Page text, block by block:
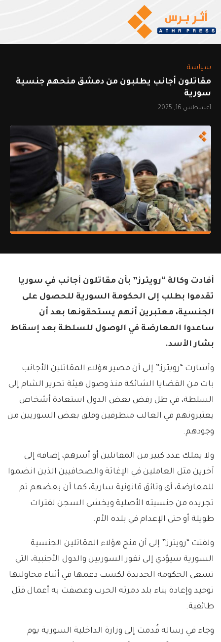
سياسة
مقاتلون أجانب يطلبون من دمشق منحهم جنسية
سورية
أغسطس 16, 2025
أفادت وكالة “رويترز” بأن مقاتلون أجانب في سوريا
تقدموا بطلب إلى الحكومة السورية للحصول على
الجنسية، معتبرين أنهم يستحقونها بعد أن
ساعدوا المعارضة في الوصول للسلطة بعد إسقاط
بشار الأسد.
وأشارت “رويترز” إلى أن مصير هؤلاء المقاتلين الأجانب
بات من القضايا الشائكة منذ وصول هيئة تحرير الشام إلى
السلطة، في ظل رفض بعض الدول استعادة أشخاص
يعتبرونهم في الغالب متطرفين وقلق بعض السوريين من
وجودهم.
ولا يملك عدد كبير من المقاتلين أو أسرهم، إضافة إلى
آخرين مثل العاملين في الإغاثة والصحافيين الذين انضموا
للمعارضة، أي وثائق قانونية سارية، كما أن بعضهم تم
تجريده من جنسيته الأصلية ويخشى السجن لفترات
طويلة أو حتى الإعدام في بلده الأم.
ولفتت “رويترز” إلى أن منح هؤلاء المقاتلين الجنسية
السورية سيؤدي إلى نفور السوريين والدول الأجنبية، التي
تسعى الحكومة الجديدة لكسب دعمها في أثناء محاولتها
توحيد وإعادة بناء بلد دمرته الحرب وعصفت به أعمال قتل
طائفية.
وجاء في رسالة قُدمت إلى وزارة الداخلية السورية يوم